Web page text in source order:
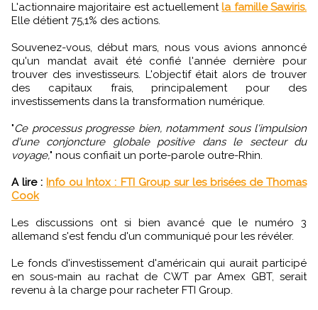
L'actionnaire majoritaire est actuellementla famille Sawiris.
Elle détient 75,1% des actions.
Souvenez-vous, début mars, nous vous avions annoncé
qu'un mandat avait été confié l'année dernière pour
trouver des investisseurs. L'objectif était alors de trouver
des capitaux frais, principalement pour des
investissements dans la transformation numérique.
"Ce processus progresse bien, notamment sous l'impulsion
d'une conjoncture globale positive dans le secteur du
voyage," nous confiait un porte-parole outre-Rhin.
A lire : Info ou Intox : FTI Group sur les brisées de Thomas
Cook
Les discussions ont si bien avancé que le numéro 3
allemand s'est fendu d'un communiqué pour les révéler.
Le fonds d'investissement d'américain qui aurait participé
en sous-main au rachat de CWT par Amex GBT, serait
revenu à la charge pour racheter FTI Group.